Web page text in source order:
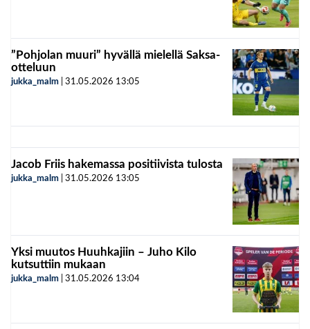
”Pohjolan muuri” hyvällä mielellä Saksa-
otteluun
jukka_malm 31.05.2026 13:05
Jacob Friis hakemassa positiivista tulosta
jukka_malm 31.05.2026 13:05
Yksi muutos Huuhkajiin – Juho Kilo
kutsuttiin mukaan
jukka_malm 31.05.2026 13:04